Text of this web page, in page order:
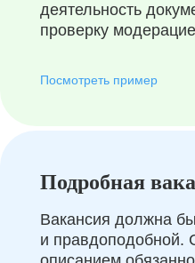
деятельность
проверку
Посмотреть пример
Подробная
Вакансия должна
и правдоподобной.